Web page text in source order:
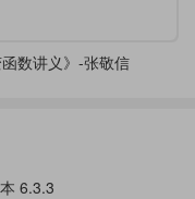
函数讲义》-张敬信
6.3.3